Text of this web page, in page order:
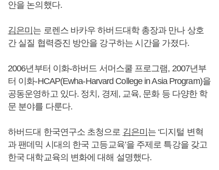
안을 논의했다.
김은미 는 로렌스 바카우 하버드대학 총장과 만나 상호
간 실질 협력증진 방안을 강구하는 시간을 가졌다.
2006년부터 이화-하버드 서머스쿨 프로그램, 2007년부
터 이화-HCAP(Ewha-Harvard College in Asia Program)을
공동운영하고 있다. 정치, 경제, 교육, 문화 등 다양한 학
문 분야를 다룬다.
하버드대 한국연구소 초청으로 김은미 는 ‘디지털 변혁
과 팬데믹 시대의 한국 고등교육’을 주제로 특강을 갖고
한국 대학교육의 변화에 대해 설명했다.